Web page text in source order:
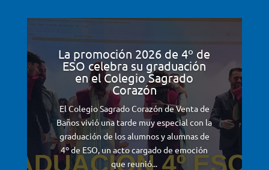
La promoción 2026 de 4º de
ESO celebra su graduación
en el Colegio Sagrado
Corazón
El Colegio Sagrado Corazón de Venta de
Baños vivió una tarde muy especial con la
graduación de los alumnos y alumnas de
4º de ESO, un acto cargado de emoción
que reunió...